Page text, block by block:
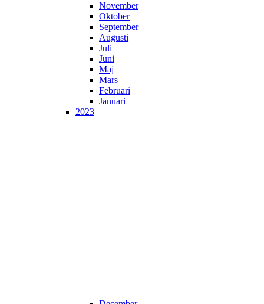
November
Oktober
September
Augusti
Juli
Juni
Maj
Mars
Februari
Januari
2023